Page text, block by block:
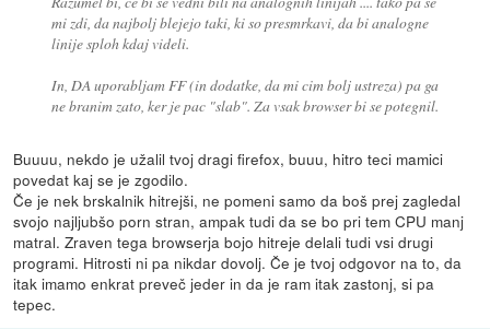
mi zdi, da najbolj blejejo taki, ki so presmrkavi, da bi analogne
linije sploh kdaj videli.
In, DA uporabljam FF (in dodatke, da mi cim bolj ustreza) pa ga
ne branim zato, ker je pac "slab". Za vsak browser bi se potegnil.
Buuuu, nekdo je užalil tvoj dragi firefox, buuu, hitro teci mamici
povedat kaj se je zgodilo.
Če je nek brskalnik hitrejši, ne pomeni samo da boš prej zagledal
svojo najljubšo porn stran, ampak tudi da se bo pri tem CPU manj
matral. Zraven tega browserja bojo hitreje delali tudi vsi drugi
programi. Hitrosti ni pa nikdar dovolj. Če je tvoj odgovor na to, da
itak imamo enkrat preveč jeder in da je ram itak zastonj, si pa
tepec.